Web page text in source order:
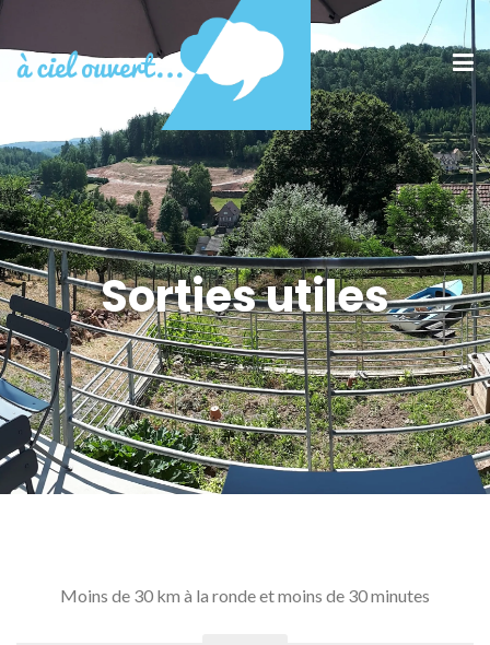
Sorties utiles
Moins de 30 km à la ronde et moins de 30 minutes